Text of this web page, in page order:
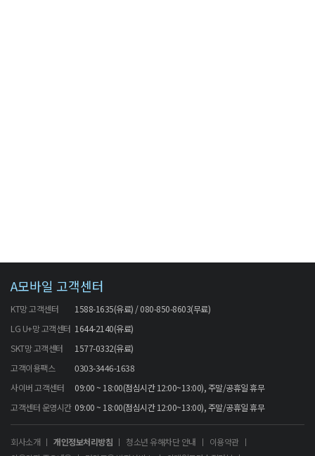
A모바일 고객센터
KT망 고객센터
1588-1635(유료) / 080-850-8603(무료)
LG U+망 고객센터 1644-2140(유료)
SKT망 고객센터
1577-0332(유료)
고객이용팩스
0303-3446-1638
사이버 고객센터
09:00 ~ 18:00(점심시간 12:00~13:00), 주말/공휴일 휴무
고객센터 운영시간 09:00 ~ 18:00(점심시간 12:00~13:00), 주말/공휴일 휴무
회사소개 개인정보처리방침 청소년 유해차단 안내
이용약관